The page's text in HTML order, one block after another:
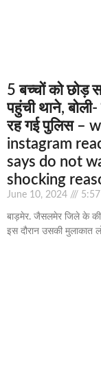
5 बच्चों को छोड़
पहुंची थाने,
रह गई पुलिस –
instagram
says do not
shocking
June 10, 2024
बाड़मेर. जैसलमेर जिले के
इस दौरान उसकी मुलाकात